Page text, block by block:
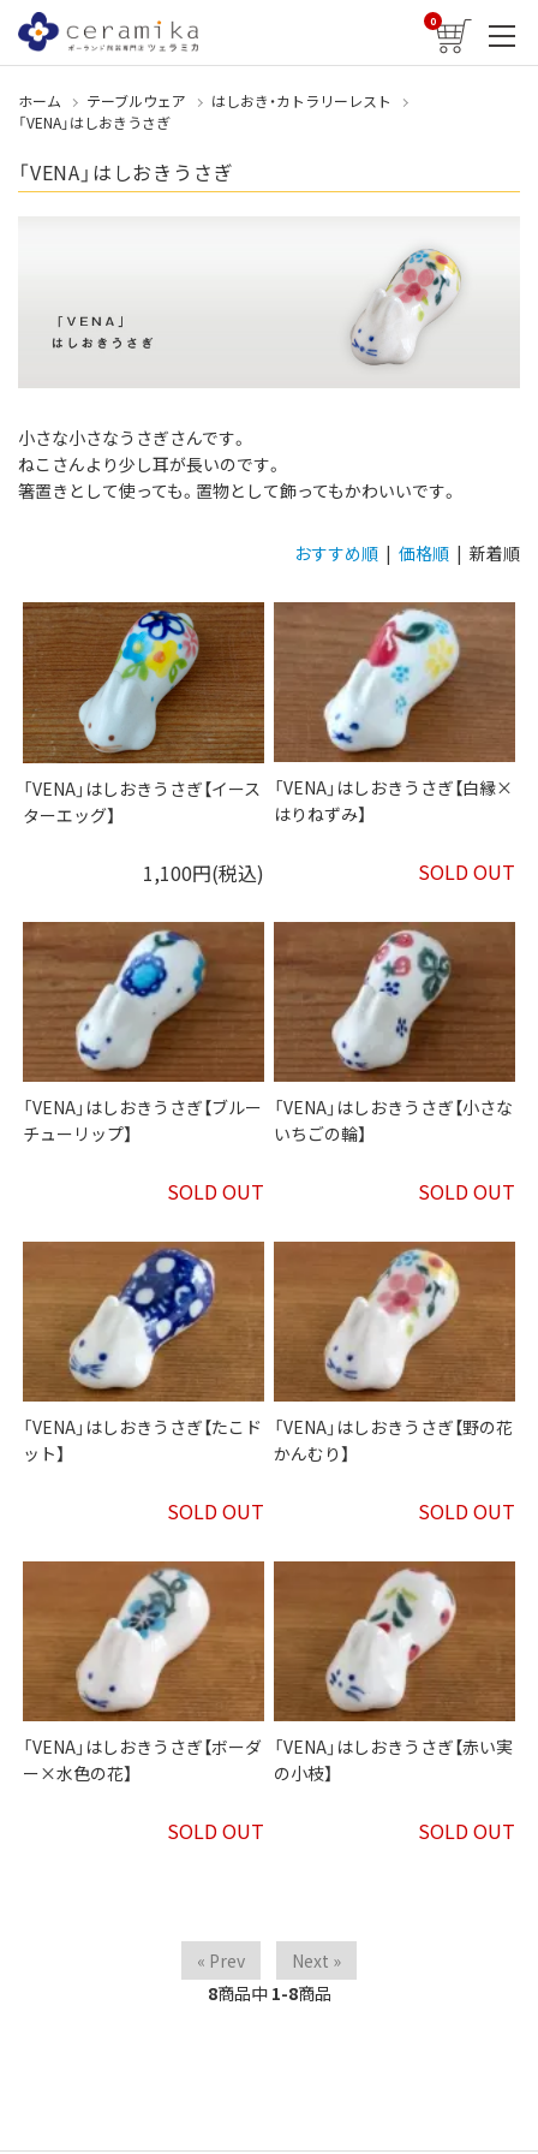
0
ホーム テーブルウェア
はしおき・カトラリーレスト
「VENA」はしおきうさぎ
「VENA」はしおきうさぎ
小さな小さなうさぎさんです。
ねこさんより少し耳が長いのです。
箸置きとして使っても。置物として飾ってもかわいいです。
おすすめ順 | 価格順 | 新着順
「VENA」はしおきうさぎ【イース
ターエッグ】
1,100円(税込)
「VENA」はしおきうさぎ【白縁×
はりねずみ】
SOLD OUT
「VENA」はしおきうさぎ【ブルー
チューリップ】
SOLD OUT
「VENA」はしおきうさぎ【小さな
いちごの輪】
SOLD OUT
「VENA」はしおきうさぎ【たこド
ット】
SOLD OUT
「VENA」はしおきうさぎ【野の花
かんむり】
SOLD OUT
「VENA」はしおきうさぎ【ボーダ
ー×水色の花】
SOLD OUT
「VENA」はしおきうさぎ【赤い実
の小枝】
SOLD OUT
« Prev
Next »
8商品中 1-8商品